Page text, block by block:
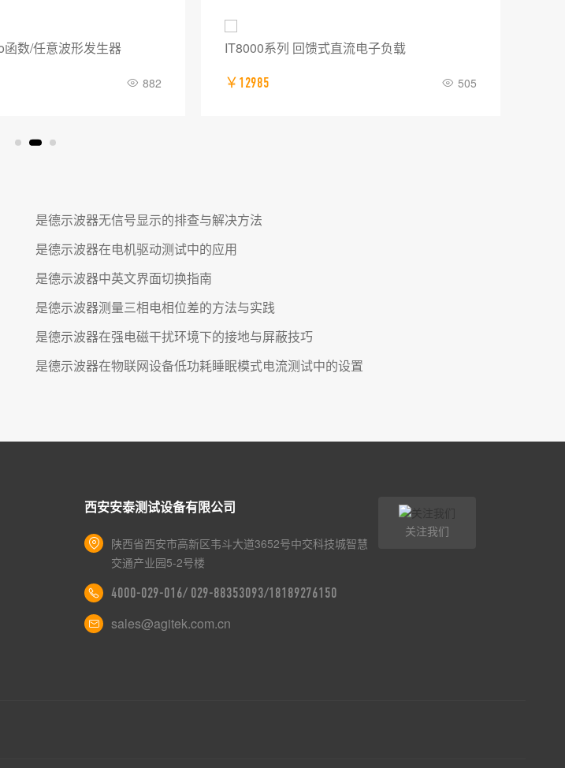
数/任意波形发生器
882
IT8000系列 回馈式直流电子负载
￥12985 505
是德示波器无信号显示的排查与解决方法
是德示波器在电机驱动测试中的应用
是德示波器中英文界面切换指南
是德示波器测量三相电相位差的方法与实践
是德示波器在强电磁干扰环境下的接地与屏蔽技巧
是德示波器在物联网设备低功耗睡眠模式电流测试中的设置
西安安泰测试设备有限公司
陕西省西安市高新区韦斗大道3652号中交科技城智慧
交通产业园5-2号楼
4000-029-016/ 029-88353093/18189276150
sales@agitek.com.cn
关注我们